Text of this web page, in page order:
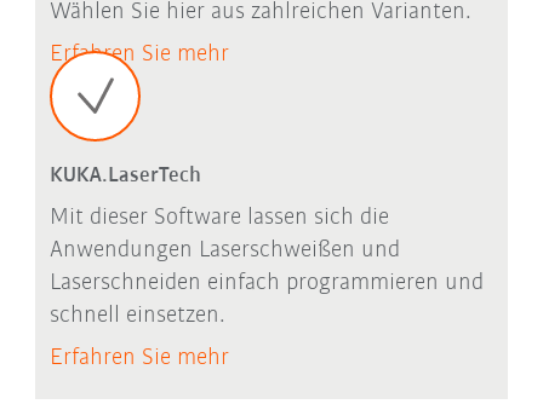
Wählen Sie hier aus zahlreichen Varianten.
Erfahren Sie mehr
KUKA.LaserTech
Mit dieser Software lassen sich die
Anwendungen Laserschweißen und
Laserschneiden einfach programmieren und
schnell einsetzen.
Erfahren Sie mehr